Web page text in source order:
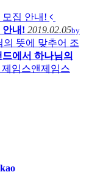
모집 안내!
안내! 2019.02.05by
뜻에 맞추어 조
에서 하나님의
제임스앤제임스